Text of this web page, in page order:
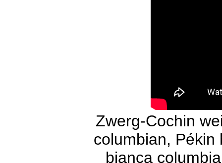
Zwerg-Cochin
columbian, Pékin
bianca